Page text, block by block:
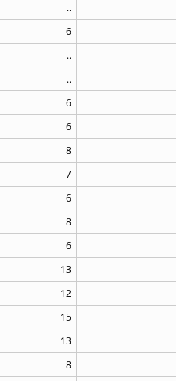
..
6
..
..
6
6
8
7
6
8
6
13
12
15
13
8